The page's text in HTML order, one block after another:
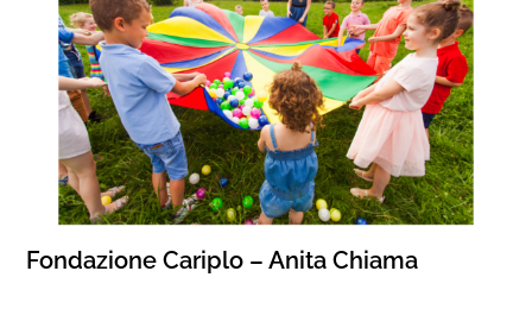
Fondazione Cariplo – Anita Chiama